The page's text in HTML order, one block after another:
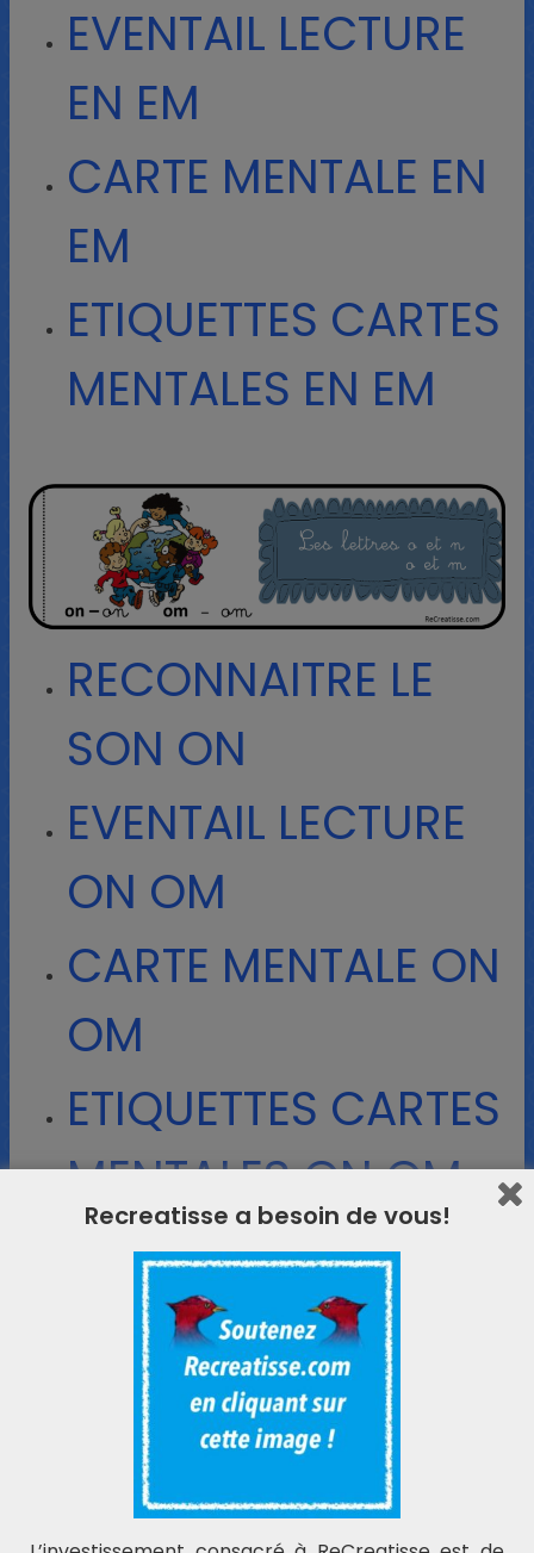
EVENTAIL LECTURE
EN EM
CARTE MENTALE EN
EM
ETIQUETTES CARTES
MENTALES EN EM
RECONNAITRE LE
SON ON
EVENTAIL LECTURE
ON OM
CARTE MENTALE ON
OM
ETIQUETTES CARTES
MENTALES ON OM
Recreatisse a besoin de vous!